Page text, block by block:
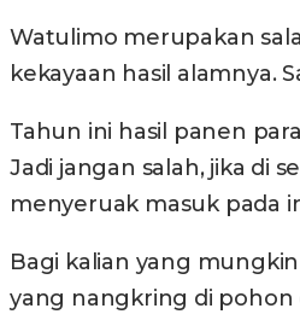
Watulimo merupakan
kekayaan hasil alamnya.
Tahun ini hasil panen
Jadi jangan salah, jika di
menyeruak masuk pada
Bagi kalian yang
yang nangkring di pohon